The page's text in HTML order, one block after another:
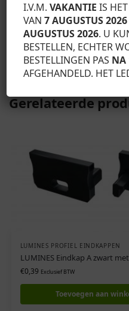
SKU: 12-
Categorie: Lumines
Gerelateerde
LUMINES PROFIEL EINDKAPPEN
LUMINES Eindkap A zwart
€0,39 Exclusief BTW
Toevoegen aan
I.V.M.VAKANTIE IS
VAN7 AUGUSTUS 2026
AUGUSTUS 2026. U
BESTELLEN, ECHTER
BESTELLINGEN PAS NA
AFGEHANDELD. HET